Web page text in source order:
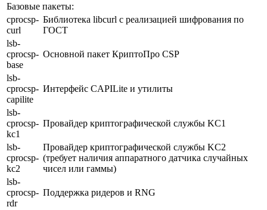
Базовые пакеты:
cprocsp-
curl
Библиотека libcurl с реализацией шифрования по
ГОСТ
lsb-
cprocsp-
base
Основной пакет КриптоПро CSP
lsb-
cprocsp-
capilite
Интерфейс CAPILite и утилиты
lsb-
cprocsp-
kc1
Провайдер криптографической службы KC1
lsb-
cprocsp-
kc2
Провайдер криптографической службы KC2
(требует наличия аппаратного датчика случайных
чисел или гаммы)
lsb-
cprocsp-
rdr
Поддержка ридеров и RNG